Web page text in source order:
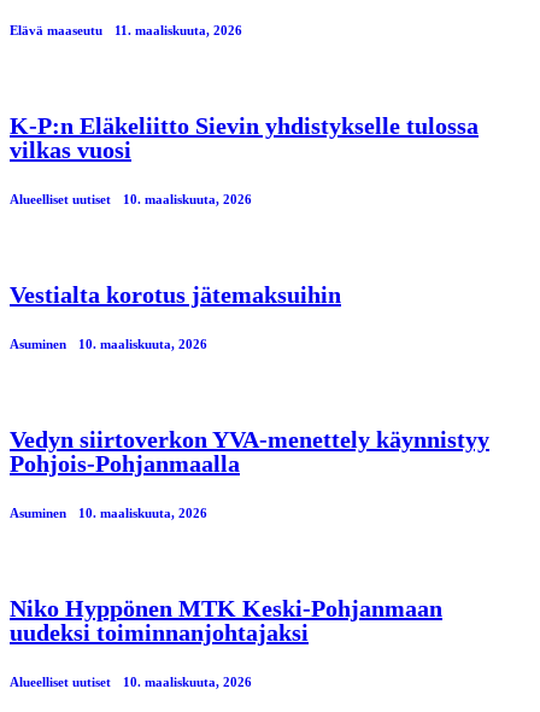
Elävä maaseutu 11. maaliskuuta, 2026
K-P:n Eläkeliitto Sievin yhdistykselle tulossa
vilkas vuosi
Alueelliset uutiset 10. maaliskuuta, 2026
Vestialta korotus jätemaksuihin
Asuminen 10. maaliskuuta, 2026
Vedyn siirtoverkon YVA-menettely käynnistyy
Pohjois-Pohjanmaalla
Asuminen 10. maaliskuuta, 2026
Niko Hyppönen MTK Keski-Pohjanmaan
uudeksi toiminnanjohtajaksi
Alueelliset uutiset 10. maaliskuuta, 2026